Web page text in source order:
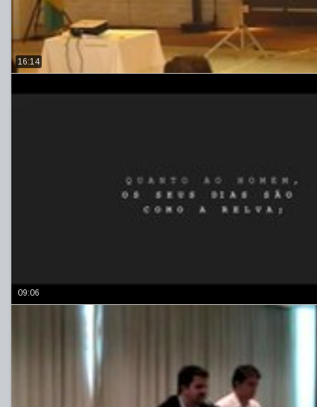
16:14
09:06